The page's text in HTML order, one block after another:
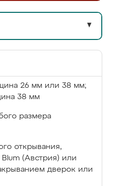
▼
26 мм или 38 мм;
38 мм
размера
открывания,
Blum (Австрия) или
дверок или